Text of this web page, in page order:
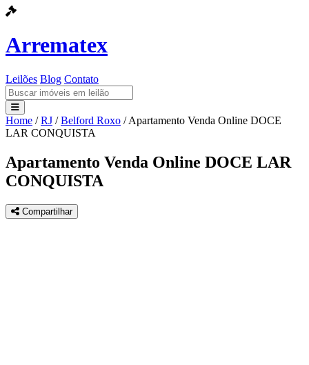
Arrematex
Leilões Blog Contato
Leilões
Blog
Contato
Home / RJ / Belford Roxo / Apartamento Venda Online DOCE
LAR CONQUISTA
Apartamento Venda Online DOCE LAR
CONQUISTA
Compartilhar